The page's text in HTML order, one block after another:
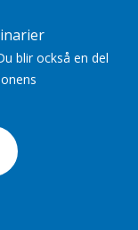
blir också en del